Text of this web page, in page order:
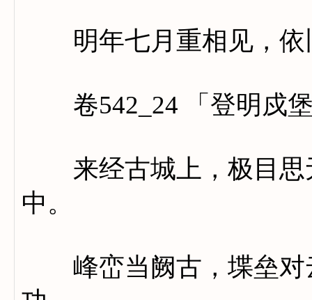
明年七月重相见，依
卷542_24 「登明戍
来经古城上，极目思
中。
峰峦当阙古，堞垒对